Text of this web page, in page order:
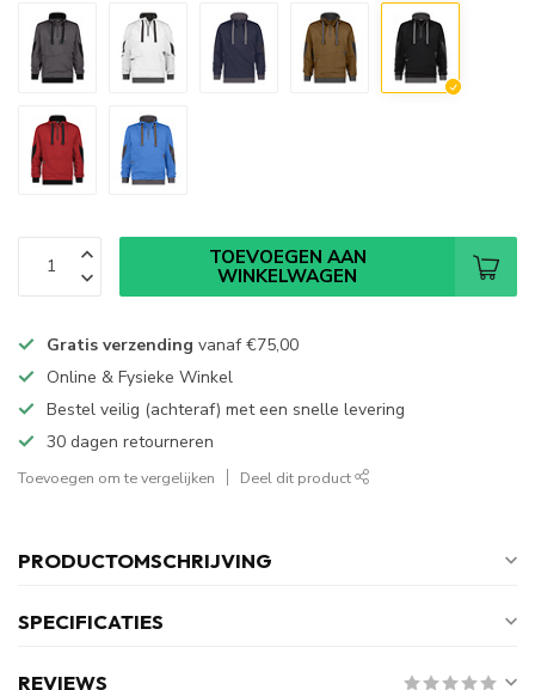
TOEVOEGEN AAN
WINKELWAGEN
Gratis verzending vanaf€75,00
Online & Fysieke Winkel
Bestel veilig (achteraf) met een snelle levering
30 dagen retourneren
Toevoegen om te vergelijken Deel dit product
PRODUCTOMSCHRIJVING
SPECIFICATIES
REVIEWS